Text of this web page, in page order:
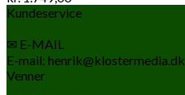
Kundeservice
✉ E-MAIL
E-mail: henrik@klostermedia.dk
Venner